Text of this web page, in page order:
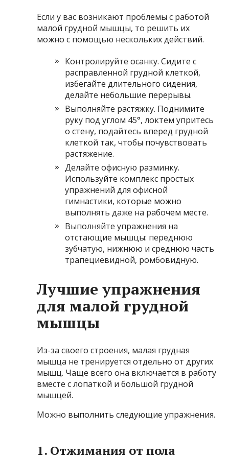
Если у вас возникают проблемы с работой
малой грудной мышцы, то решить их
можно с помощью нескольких действий.
Контролируйте осанку. Сидите с
расправленной грудной клеткой,
избегайте длительного сидения,
делайте небольшие перерывы.
Выполняйте растяжку. Поднимите
руку под углом 45°, локтем упритесь
о стену, подайтесь вперед грудной
клеткой так, чтобы почувствовать
растяжение.
Делайте офисную разминку.
Используйте комплекс простых
упражнений для офисной
гимнастики, которые можно
выполнять даже на рабочем месте.
Выполняйте упражнения на
отстающие мышцы: переднюю
зубчатую, нижнюю и среднюю часть
трапециевидной, ромбовидную.
Лучшие упражнения
для малой грудной
мышцы
Из-за своего строения, малая грудная
мышца не тренируется отдельно от других
мышц. Чаще всего она включается в работу
вместе с лопаткой и большой грудной
мышцей.
Можно выполнить следующие упражнения.
1. Отжимания от пола